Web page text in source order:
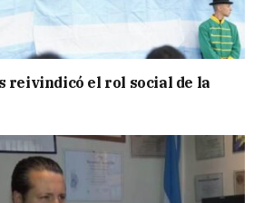
reivindicó el rol social de la